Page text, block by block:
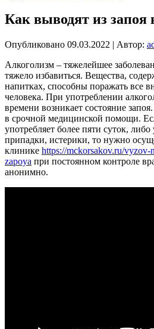
Как выводят из запоя
Опубликовано 09.03.2022 | Автор:
Алкоголизм – тяжелейшее
тяжело избавиться. Вещества,
напитках, способны поражать все
человека. При употреблении
времени возникает состояние
в срочной медицинской помощи.
употребляет более пяти суток,
припадки, истерики, то нужно
клинике https://mckorsakov.ru/
zapoya при постоянном контроле
анонимно.